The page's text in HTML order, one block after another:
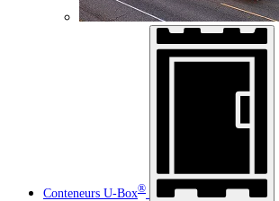
Conteneurs U-Box®